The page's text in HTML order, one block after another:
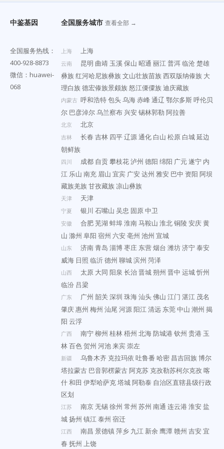
中鉴基因
全国服务热线：
400-928-8873
微信：huawei-
068
全国服务城市 查看全部 →
上海 上海
云南 昆明 曲靖 玉溪保山 昭通 丽江普洱临沧楚雄
彝族红河哈尼族彝族文山壮族苗族西双版纳傣族 大
理白族德宏傣族景颇族怒江傈僳族迪庆藏族
内蒙古 呼和浩特包头乌海赤峰通辽 鄂尔多斯呼伦贝
尔 巴彦淖尔乌兰察布 兴安锡林郭勒 阿拉善
北京 北京
吉林 长春 吉林 四平辽源通化 白山 松原 白城延边
朝鲜族
四川 成都 自贡攀枝花泸州 德阳 绵阳 广元遂宁 内
江 乐山 南充 眉山 宜宾 广安达州 雅安 巴中 资阳 阿坝
藏族羌族甘孜藏族凉山彝族
天津 天津
宁夏 银川 石嘴山 吴忠 固原中卫
安徽 合肥芜湖 蚌埠淮南马鞍山 淮北铜陵 安庆黄
山 滁州 阜阳 宿州 六安亳州 池州 宣城
山东 济南青岛 淄博枣庄 东营烟台 潍坊济宁泰安
威海 日照 临沂德州 聊城滨州 菏泽
山西 太原 大同 阳泉 长治晋城朔州 晋中 运城忻州
临汾 吕梁
广东 广州 韶关 深圳 珠海汕头佛山 江门 湛江 茂名
肇庆惠州 梅州 汕尾 河源阳江清远 东莞中山 潮州 揭
阳 云浮
广西 南宁柳州 桂林梧州 北海防城港钦州 贵港 玉
林百色贺州 河池来宾崇左
新疆 乌鲁木齐 克拉玛依 吐鲁番 哈密 昌吉回族博尔
塔拉蒙古 巴音郭楞蒙古阿克苏 克孜勒苏柯尔克孜喀
什和田 伊犁哈萨克塔城阿勒泰 自治区直辖县级行政
区划
江苏 南京无锡徐州 常州 苏州 南通 连云港淮安盐
城扬州 镇江泰州 宿迁
江西 南昌 景德镇萍乡 九江 新余鹰潭赣州 吉安宜
春 抚州 上饶